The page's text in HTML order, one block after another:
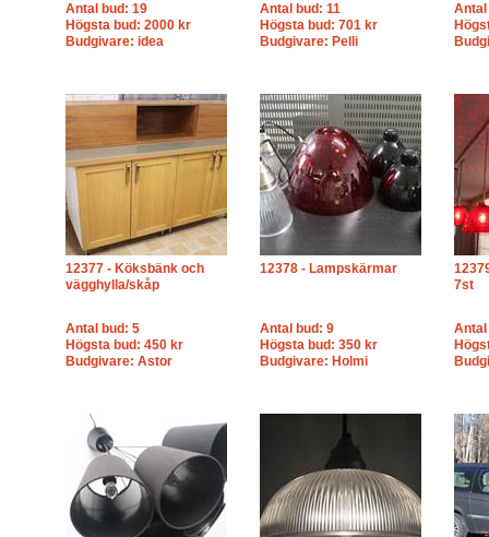
Antal bud: 19
Högsta bud: 2000 kr
Budgivare: idea
Antal bud: 11
Högsta bud: 701 kr
Budgivare: Pelli
Antal
12377 - Köksbänk och
vägghylla/skåp
Antal bud: 5
Högsta bud: 450 kr
Budgivare: Astor
12378 - Lampskärmar
Antal bud: 9
Högsta bud: 350 kr
Budgivare: Holmi
7st
Antal